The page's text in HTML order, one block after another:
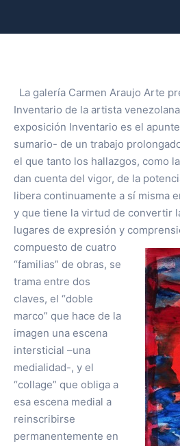
La galería Carmen Araujo Arte
Inventario de la artista
exposición Inventario es el
sumario- de un trabajo
el que tanto los hallazgos, como
dan cuenta del vigor, de la
libera continuamente a sí misma
y que tiene la virtud de convertir
lugares de expresión y
compuesto de cuatro
“familias” de obras, se
trama entre dos
claves, el “doble
marco” que hace de la
imagen una escena
intersticial –una
medialidad-, y el
“collage” que obliga a
esa escena medial a
reinscribirse
permanentemente en